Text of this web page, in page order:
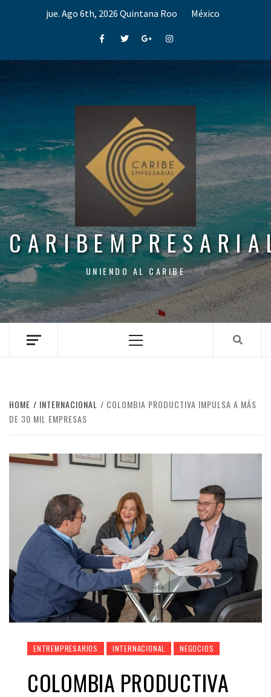
jue. Ago 6th, 2026 Quintana Roo México
FacebookTwitterGoogle+Instagram
UNIENDO AL CARIBE
Menu
HOME INTERNACIONAL
COLOMBIA PRODUCTIVA IMPULSA A MÁS
DE 30 MIL EMPRESAS
ENTREMPRESARIOS INTERNACIONAL NEGOCIOS
COLOMBIA PRODUCTIVA